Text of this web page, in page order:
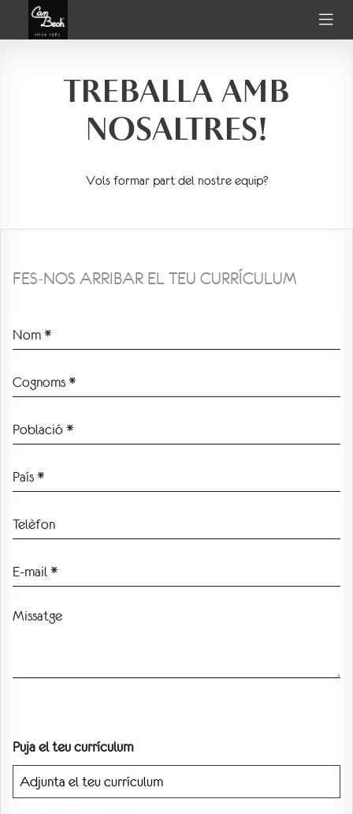
TREBALLA AMB
NOSALTRES!
Vols formar part del nostre equip?
FES-NOS ARRIBAR EL TEU CURRÍCULUM
Puja el teu currículum